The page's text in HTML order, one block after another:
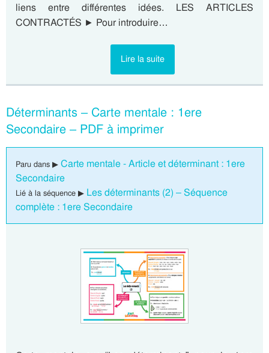
liens entre différentes idées. LES ARTICLES
CONTRACTÉS ► Pour introduire…
Lire la suite
Déterminants – Carte mentale : 1ere
Secondaire – PDF à imprimer
Paru dans ▶ Carte mentale - Article et déterminant : 1ere
Secondaire
Lié à la séquence ▶ Les déterminants (2) – Séquence
complète : 1ere Secondaire